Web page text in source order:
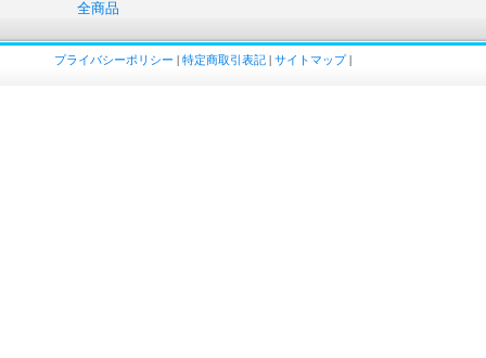
全商品
プライバシーポリシー | 特定商取引表記 | サイトマップ|